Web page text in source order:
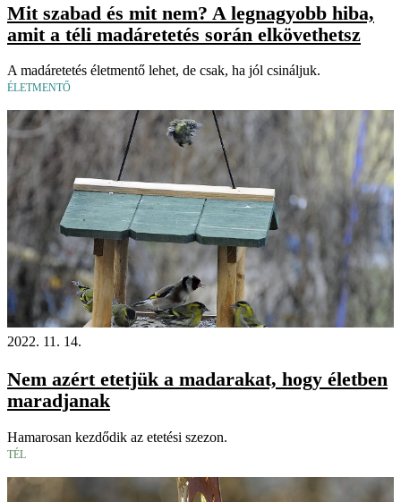
Mit szabad és mit nem? A legnagyobb hiba,
amit a téli madáretetés során elkövethetsz
A madáretetés életmentő lehet, de csak, ha jól csináljuk.
ÉLETMENTŐ
2022. 11. 14.
Nem azért etetjük a madarakat, hogy életben
maradjanak
Hamarosan kezdődik az etetési szezon.
TÉL